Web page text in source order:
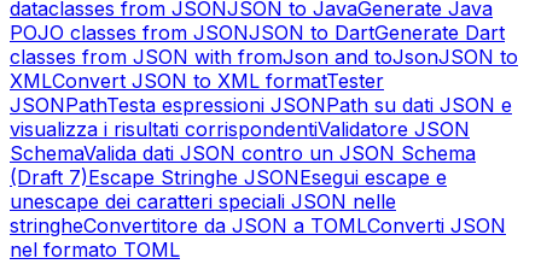
dataclasses from JSONJSON to JavaGenerate Java
POJO classes from JSONJSON to DartGenerate Dart
classes from JSON with fromJson and toJsonJSON to
XMLConvert JSON to XML formatTester
JSONPathTesta espressioni JSONPath su dati JSON e
visualizza i risultati corrispondentiValidatore JSON
SchemaValida dati JSON contro un JSON Schema
(Draft 7)Escape Stringhe JSONEsegui escape e
unescape dei caratteri speciali JSON nelle
stringheConvertitore da JSON a TOMLConverti JSON
nel formato TOML